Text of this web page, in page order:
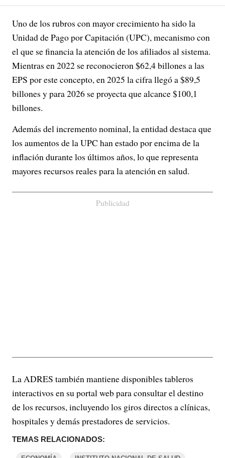
Uno de los rubros con mayor crecimiento ha sido la
Unidad de Pago por Capitación (UPC), mecanismo con
el que se financia la atención de los afiliados al sistema.
Mientras en 2022 se reconocieron $62,4 billones a las
EPS por este concepto, en 2025 la cifra llegó a $89,5
billones y para 2026 se proyecta que alcance $100,1
billones.
Además del incremento nominal, la entidad destaca que
los aumentos de la UPC han estado por encima de la
inflación durante los últimos años, lo que representa
mayores recursos reales para la atención en salud.
Publicidad
La ADRES también mantiene disponibles tableros
interactivos en su portal web para consultar el destino
de los recursos, incluyendo los giros directos a clínicas,
hospitales y demás prestadores de servicios.
TEMAS RELACIONADOS: